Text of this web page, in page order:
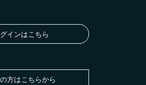
インはこちら
方はこちらから